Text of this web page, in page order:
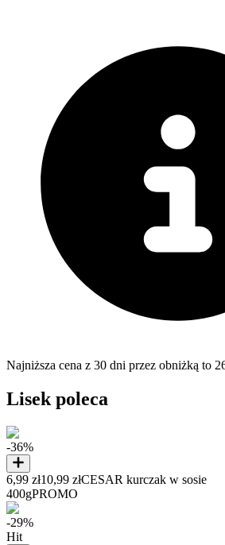
Najniższa cena z 30 dni przez obniżką to
Lisek poleca
-36%
6,99 zł10,99 złCESAR kurczak w sosie
400gPROMO
-29%
Hit